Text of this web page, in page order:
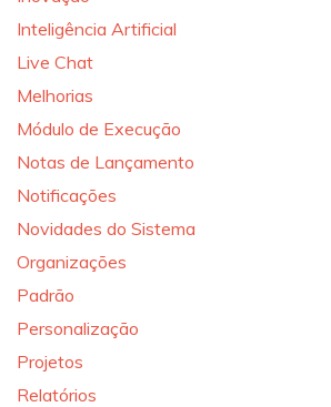
Inteligência Artificial
Live Chat
Melhorias
Módulo de Execução
Notas de Lançamento
Notificações
Novidades do Sistema
Organizações
Padrão
Personalização
Projetos
Relatórios